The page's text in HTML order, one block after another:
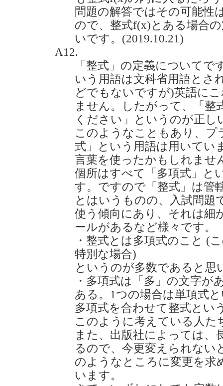
問題の解答ではその可能性
ので、整式f(x)とある場合
いです。(2019.10.21)
A12.
「整式」の定義について
いう用語は文科省用語とさ
どでもないですが)英語に
ません。したがって、「整
ください」というのが正
このようなこともあり、プ
式」という用語は用いてい
言葉を使ったかもしれませ
個所はすべて「多項式」と
す。ですので「整式」は管
とはいうものの、入試問題
使う傾向にあり、それは細
ールがあるなど様々です。
・整式とは多項式のこと (
特別な場合)
というのが多数であると思
・多項式は「多」の文字が
ある。1つの場合は単項式
多項式を合わせて整式とい
このように考えている人た
また、出版社によっては、
るので、今更変えられない
のようなところに変更を求
います。